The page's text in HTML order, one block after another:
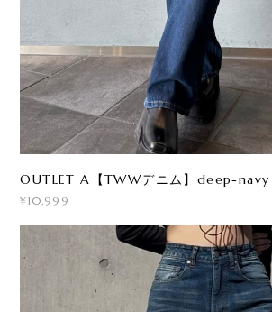
OUTLET A【TWWデニム】deep-navy
¥10,999